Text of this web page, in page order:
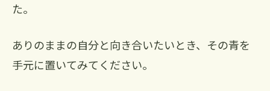
た。
ありのままの自分と向き合いたいとき、その青を
手元に置いてみてください。